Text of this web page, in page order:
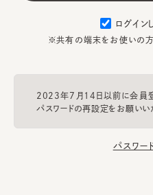
ログイン
※共有の端末をお使いの方
2023年7月14日以前に会員
パスワードの再設定をお願いい
パスワー